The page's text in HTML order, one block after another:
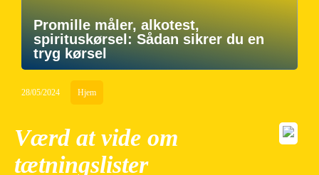
Promille måler, alkotest,
spirituskørsel: Sådan sikrer du en
tryg kørsel
28/05/2024 Hjem
Værd at vide om
tætningslister